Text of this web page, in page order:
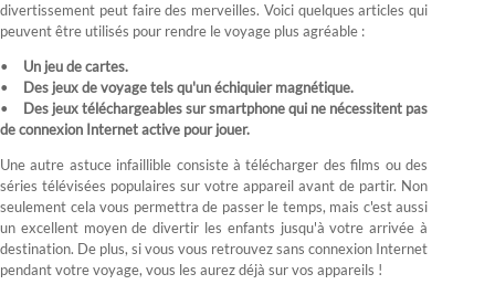
divertissement peut faire des merveilles. Voici quelques articles qui
peuvent être utilisés pour rendre le voyage plus agréable :
Un jeu de cartes.
Des jeux de voyage tels qu'un échiquier magnétique.
Des jeux téléchargeables sur smartphone qui ne nécessitent pas
de connexion Internet active pour jouer.
Une autre astuce infaillible consiste à télécharger des films ou des
séries télévisées populaires sur votre appareil avant de partir. Non
seulement cela vous permettra de passer le temps, mais c'est aussi
un excellent moyen de divertir les enfants jusqu'à votre arrivée à
destination. De plus, si vous vous retrouvez sans connexion Internet
pendant votre voyage, vous les aurez déjà sur vos appareils !